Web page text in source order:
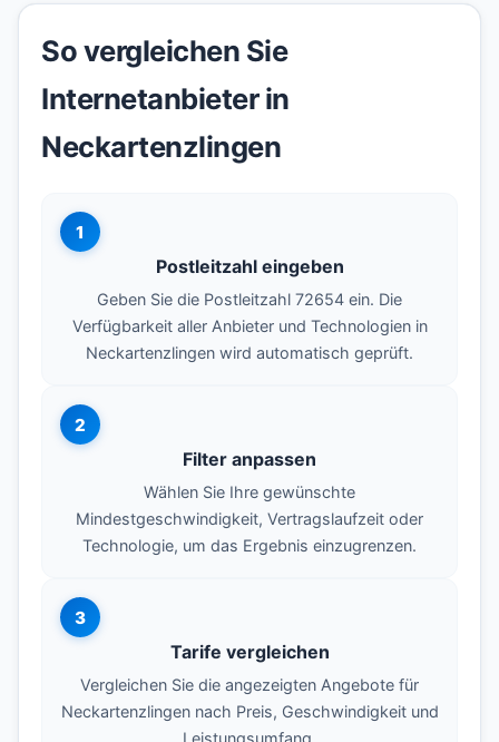
So vergleichen Sie
Internetanbieter in
Neckartenzlingen
1
Postleitzahl eingeben
Geben Sie die Postleitzahl 72654 ein. Die
Verfügbarkeit aller Anbieter und Technologien in
Neckartenzlingen wird automatisch geprüft.
2
Filter anpassen
Wählen Sie Ihre gewünschte
Mindestgeschwindigkeit, Vertragslaufzeit oder
Technologie, um das Ergebnis einzugrenzen.
3
Tarife vergleichen
Vergleichen Sie die angezeigten Angebote für
Neckartenzlingen nach Preis, Geschwindigkeit und